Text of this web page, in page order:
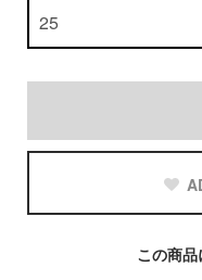
この商